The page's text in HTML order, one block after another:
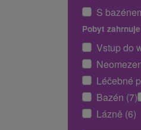
S
Pobyt zahrnuje
Vstup do
Léčebné
Bazén (7)
Lázně (6)